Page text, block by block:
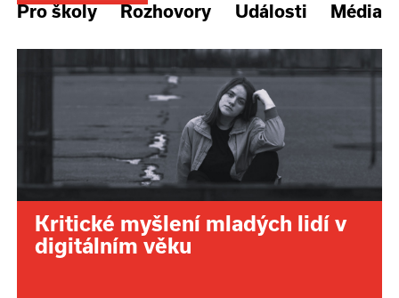
Pro školy
Rozhovory Události Média
Kritické myšlení mladých lidí v
digitálním věku